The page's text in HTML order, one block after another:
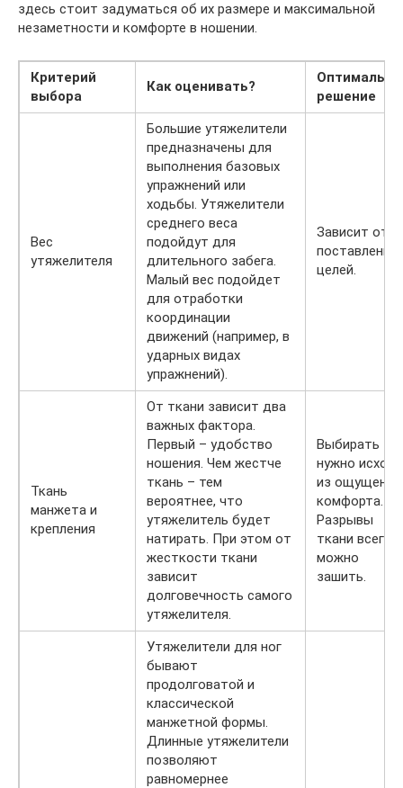
здесь стоит задуматься об их размере и максимальной
незаметности и комфорте в ношении.
Критерий
выбора
Как оценивать?
решение
Вес
утяжелителя
Большие утяжелители
предназначены для
выполнения базовых
упражнений или
ходьбы. Утяжелители
среднего веса
подойдут для
длительного забега.
Малый вес подойдет
для отработки
координации
движений (например, в
ударных видах
упражнений).
Зависит от
целей.
Ткань
манжета и
крепления
От ткани зависит два
важных фактора.
Первый – удобство
ношения. Чем жестче
ткань – тем
вероятнее, что
утяжелитель будет
натирать. При этом от
жесткости ткани
зависит
долговечность самого
утяжелителя.
Выбирать
нужно исходя
из ощущения
комфорта.
Разрывы
ткани всегда
можно
зашить.
Утяжелители для ног
бывают
продолговатой и
классической
манжетной формы.
Длинные утяжелители
позволяют
равномернее